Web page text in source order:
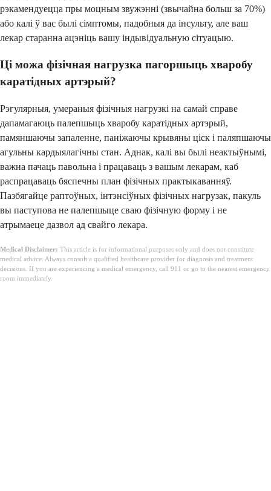
рэкамендуецца пры моцным звужэнні (звычайна больш за 70%)
або калі ў вас былі сімптомы, падобныя да інсульту, але ваш
лекар старанна ацэніць вашу індывідуальную сітуацыю.
Ці можа фізічная нагрузка пагоршыць хваробу
каратідных артэрый?
Рэгулярныя, умераныя фізічныя нагрузкі на самай справе
дапамагаюць палепшыць хваробу каратідных артэрый,
памяншаючы запаленне, паніжаючы крывяны ціск і паляпшаючы
агульны кардыялагічны стан. Аднак, калі вы былі неактыўнымі,
важна пачаць павольна і працаваць з вашым лекарам, каб
распрацаваць бяспечны план фізічных практыкаванняў.
Пазбягайце раптоўных, інтэнсіўных фізічных нагрузак, пакуль
вы паступова не палепшыце сваю фізічную форму і не
атрымаеце дазвол ад свайго лекара.
Medical Disclaimer: This article is for informational purposes only and does not constitute
medical advice. Always consult a qualified healthcare provider for diagnosis and treatment
decisions. If you are experiencing a medical emergency, call 911 or go to the nearest emergency
room immediately.